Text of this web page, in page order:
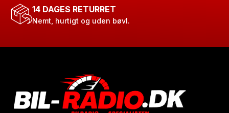
14 DAGES RETURRET
Nemt, hurtigt og uden bøvl.